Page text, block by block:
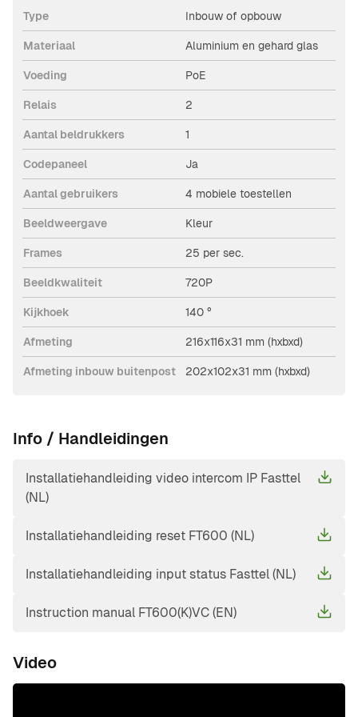
Type Inbouw of opbouw
Materiaal Aluminium en gehard glas
Voeding PoE
Relais 2
Aantal beldrukkers 1
Codepaneel Ja
Aantal gebruikers 4 mobiele toestellen
Beeldweergave Kleur
Frames 25 per sec.
Beeldkwaliteit 720P
Kijkhoek 140 °
Afmeting 216x116x31 mm (hxbxd)
Afmeting inbouw buitenpost 202x102x31 mm (hxbxd)
Info / Handleidingen
Installatiehandleiding video intercom IP Fasttel
(NL)
Installatiehandleiding reset FT600 (NL)
Installatiehandleiding input status Fasttel (NL)
Instruction manual FT600(K)VC (EN)
Video